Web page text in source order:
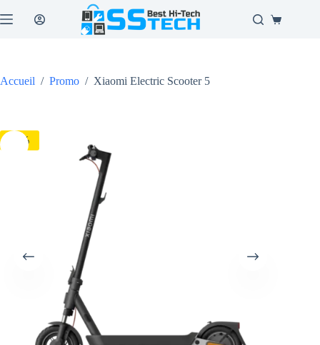
au
Panier
Accueil / Promo / Xiaomi Electric Scooter 5
-5%